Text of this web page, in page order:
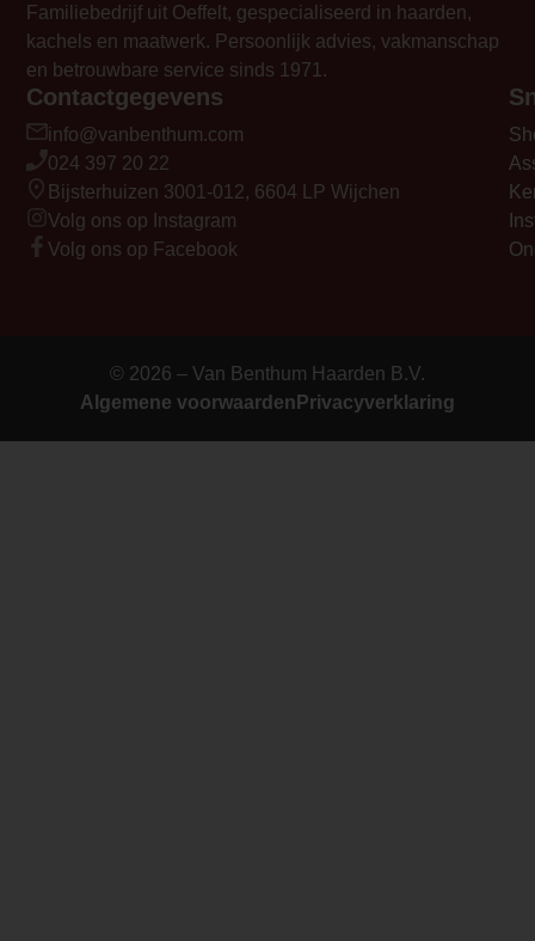
Familiebedrijf uit Oeffelt, gespecialiseerd in haarden,
kachels en maatwerk. Persoonlijk advies, vakmanschap
en betrouwbare service sinds 1971.
Contactgegevens
info@vanbenthum.com
024 397 20 22
Bijsterhuizen 3001-012, 6604 LP Wijchen
Volg ons op Instagram
Volg ons op Facebook
© 2026 – Van Benthum Haarden B.V.
Algemene voorwaarden Privacyverklaring